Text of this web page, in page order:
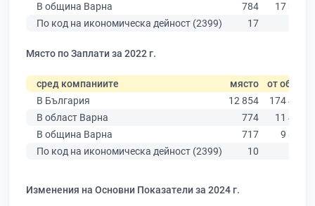
В община Варна
784
17 349
По код на икономическа дейност (2399)
17
Място по Заплати за 2022 г.
сред компаниите място от общо
В България
12 854
174 403
В област Варна
774
11 437
В община Варна
717
9 876
По код на икономическа дейност (2399)
10
Изменения на Основни Показатели за 2024 г.